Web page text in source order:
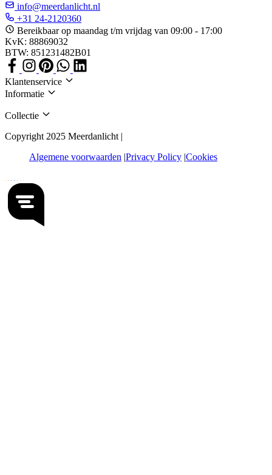
info@meerdanlicht.nl
+31 24-2120360
Bereikbaar op maandag t/m vrijdag van 09:00 - 17:00
KvK: 88869032
BTW: 851231482B01
Klantenservice
Informatie
Collectie
Copyright 2025 Meerdanlicht |
Algemene voorwaarden Privacy Policy Cookies